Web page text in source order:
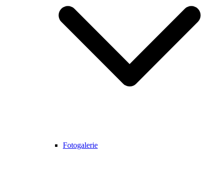
Fotogalerie